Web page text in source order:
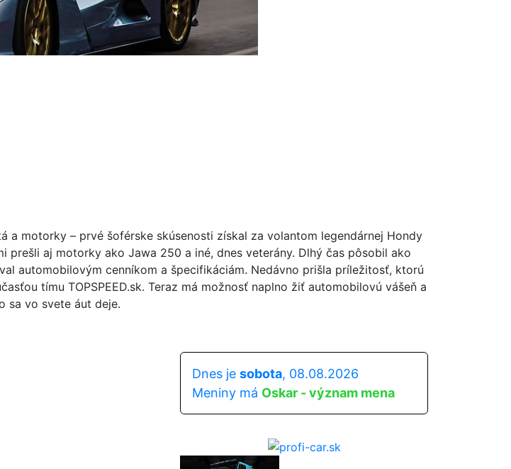
a motorky – prvé šoférske skúsenosti získal za volantom legendárnej Hondy
prešli aj motorky ako Jawa 250 a iné, dnes veterány. Dlhý čas pôsobil ako
automobilovým cenníkom a špecifikáciám. Nedávno prišla príležitosť, ktorú
tímu TOPSPEED.sk. Teraz má možnosť naplno žiť automobilovú vášeň a
sa vo svete áut deje.
Dnes je sobota, 08.08.2026
Meniny má Oskar - význam mena